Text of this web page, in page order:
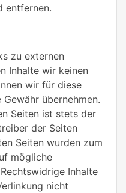
entfernen.
zu externen
Inhalte wir keinen
wir für diese
übernehmen.
Seiten ist stets der
der Seiten
Seiten wurden zum
mögliche
Inhalte
nicht